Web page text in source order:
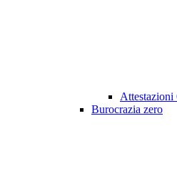
Attestazioni
Burocrazia zero